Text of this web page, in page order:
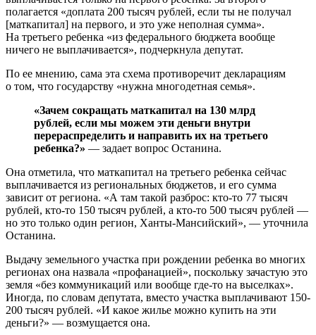
полагается «доплата 200 тысяч рублей, если ты не получал
[маткапитал] на первого, и это уже неполная сумма».
На третьего ребенка «из федерального бюджета вообще
ничего не выплачивается», подчеркнула депутат.
По ее мнению, сама эта схема противоречит декларациям
о том, что государству «нужна многодетная семья».
«Зачем сокращать маткапитал на 130 млрд
рублей, если мы можем эти деньги внутри
перераспределить и направить их на третьего
ребенка?» — задает вопрос Останина.
Она отметила, что маткапитал на третьего ребенка сейчас
выплачивается из региональных бюджетов, и его сумма
зависит от региона. «А там такой разброс: кто-то 77 тысяч
рублей, кто-то 150 тысяч рублей, а кто-то 500 тысяч рублей —
но это только один регион, Ханты-Мансийский», — уточнила
Останина.
Выдачу земельного участка при рождении ребенка во многих
регионах она назвала «профанацией», поскольку зачастую это
земля «без коммуникаций или вообще где-то на выселках».
Иногда, по словам депутата, вместо участка выплачивают 150-
200 тысяч рублей. «И какое жилье можно купить на эти
деньги?» — возмущается она.